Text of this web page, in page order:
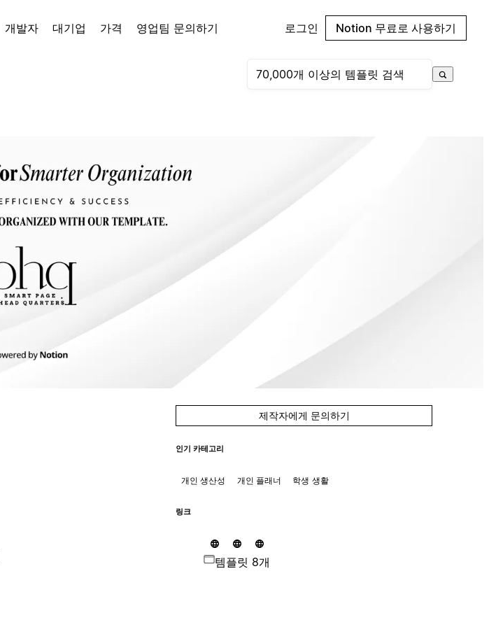
개발자 대기업 가격 영업팀 문의하기 로그인 Notion 무료로 사용하기
제작자에게 문의하기
인기 카테고리
개인 생산성 개인 플래너 학생 생활
링크
템플릿 8개